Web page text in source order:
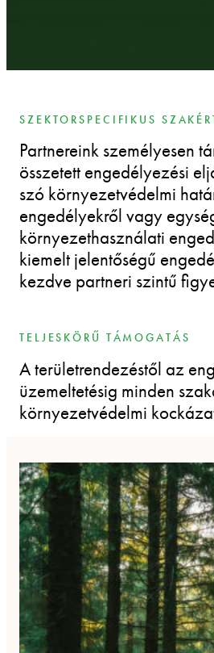
SZEKTORSPECIFIKUS
Partnereink személyesen
összetett engedélyezési
szó környezetvédelmi
engedélyekről vagy
környezethasználati
kiemelt jelentőségű
kezdve partneri szintű
TELJESKÖRŰ TÁMOGATÁS
A területrendezéstől az
üzemeltetésig minden
környezetvédelmi